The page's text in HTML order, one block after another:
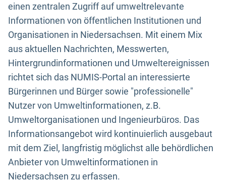
einen zentralen Zugriff auf umweltrelevante
Informationen von öffentlichen Institutionen und
Organisationen in Niedersachsen. Mit einem Mix
aus aktuellen Nachrichten, Messwerten,
Hintergrundinformationen und Umweltereignissen
richtet sich das NUMIS-Portal an interessierte
Bürgerinnen und Bürger sowie "professionelle"
Nutzer von Umweltinformationen, z.B.
Umweltorganisationen und Ingenieurbüros. Das
Informationsangebot wird kontinuierlich ausgebaut
mit dem Ziel, langfristig möglichst alle behördlichen
Anbieter von Umweltinformationen in
Niedersachsen zu erfassen.